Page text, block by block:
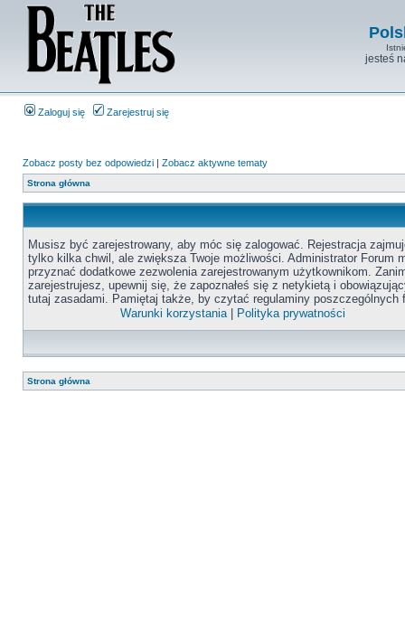
jesteś
Zaloguj się Zarejestruj się
Zobacz posty bez odpowiedzi | Zobacz aktywne tematy
Strona główna
Musisz być zarejestrowany, aby móc się zalogować. Rejestracja
tylko kilka chwil, ale zwiększa Twoje możliwości. Administrator Forum
przyznać dodatkowe zezwolenia zarejestrowanym użytkownikom.
zarejestrujesz, upewnij się, że zapoznałeś się z netykietą i
tutaj zasadami. Pamiętaj także, by czytać regulaminy poszczególnych
Warunki korzystania| Polityka prywatności
Strona główna